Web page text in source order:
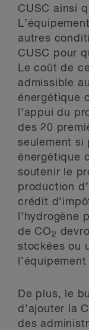
CUSC ainsi
autres
CUSC pour
Le coût de
admissible
énergétique
l’appui du
des 20
seulement si
énergétique
soutenir le
production
crédit
l’hydrogène
de CO2
stockées ou
De plus, le
d’ajouter la
des